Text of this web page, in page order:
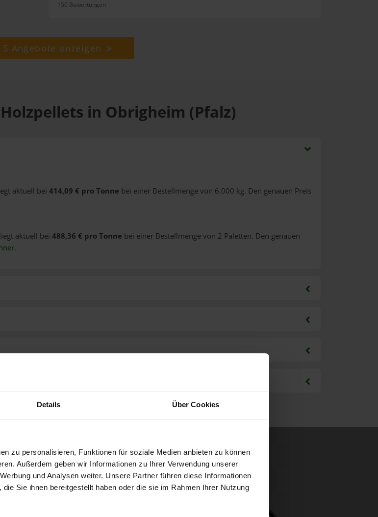
Details Über Cookies
zu personalisieren, Funktionen für soziale Medien anbieten zu können
Außerdem geben wir Informationen zu Ihrer Verwendung unserer
und Analysen weiter. Unsere Partner führen diese Informationen
Sie ihnen bereitgestellt haben oder die sie im Rahmen Ihrer Nutzung
150 Bewertungen
Angebote anzeigen
in Obrigheim (Pfalz)
aktuell bei 414,09 € pro Tonne bei einer Bestellmenge von 6.000 kg. Den genauen Preis
aktuell bei 488,36 € pro Tonne bei einer Bestellmenge von 2 Paletten. Den genauen
.